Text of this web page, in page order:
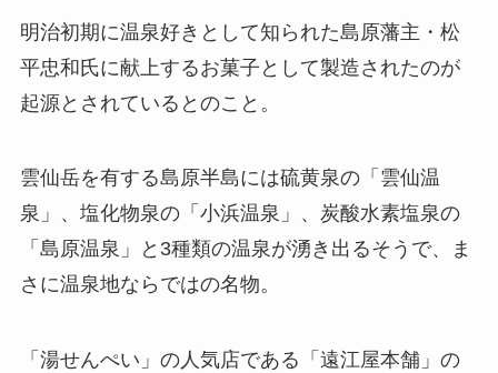
明治初期に温泉好きとして知られた島原藩主・松
平忠和氏に献上するお菓子として製造されたのが
起源とされているとのこと。
雲仙岳を有する島原半島には硫黄泉の「雲仙温
泉」、塩化物泉の「小浜温泉」、炭酸水素塩泉の
「島原温泉」と3種類の温泉が湧き出るそうで、ま
さに温泉地ならではの名物。
「湯せんぺい」の人気店である「遠江屋本舗」の